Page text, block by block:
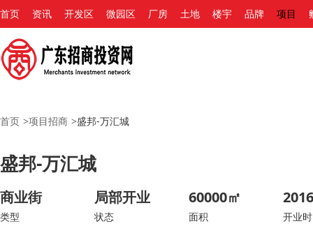
首页 资讯 开发区 微园区 厂房 土地 楼宇 品牌 项目
首页 >项目招商 >盛邦-万汇城
盛邦-万汇城
商业街
类型
局部开业
状态
60000㎡
面积 开业